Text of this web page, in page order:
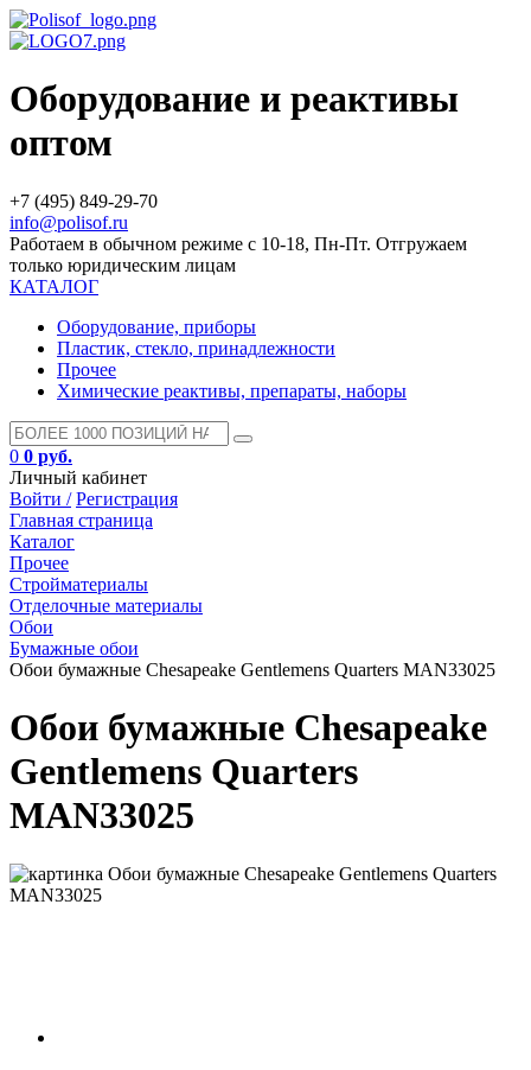
Оборудование и реактивы
оптом
+7 (495) 849-29-70
info@polisof.ru
Работаем в обычном режиме с 10-18, Пн-Пт. Отгружаем
только юридическим лицам
КАТАЛОГ
Оборудование, приборы
Пластик, стекло, принадлежности
Прочее
Химические реактивы, препараты, наборы
0 0 руб.
Личный кабинет
Войти / Регистрация
Главная страница
Каталог
Прочее
Стройматериалы
Отделочные материалы
Обои
Бумажные обои
Обои бумажные Chesapeake Gentlemens Quarters MAN33025
Обои бумажные Chesapeake
Gentlemens Quarters
MAN33025